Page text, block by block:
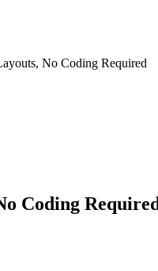
No Coding Required
Coding Required